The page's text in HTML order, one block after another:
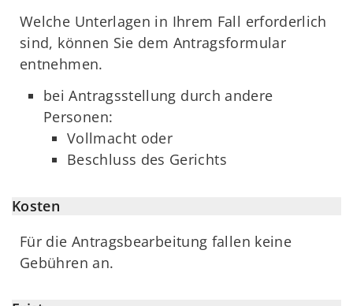
Welche Unterlagen in Ihrem Fall erforderlich
sind, können Sie dem Antragsformular
entnehmen.
bei Antragsstellung durch andere
Personen:
Vollmacht oder
Beschluss des Gerichts
Kosten
Für die Antragsbearbeitung fallen keine
Gebühren an.